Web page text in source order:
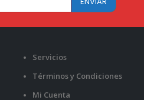
Servicios
Términos y Condiciones
Mi Cuenta